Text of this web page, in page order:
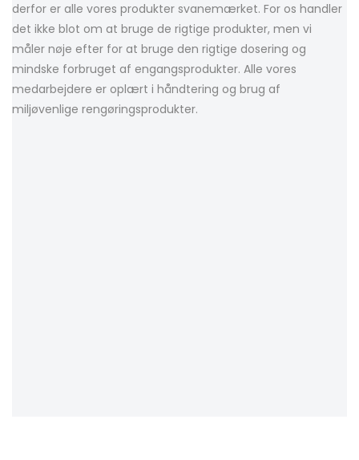
derfor er alle vores produkter svanemærket. For os handler
det ikke blot om at bruge de rigtige produkter, men vi
måler nøje efter for at bruge den rigtige dosering og
mindske forbruget af engangsprodukter. Alle vores
medarbejdere er oplært i håndtering og brug af
miljøvenlige rengøringsprodukter.